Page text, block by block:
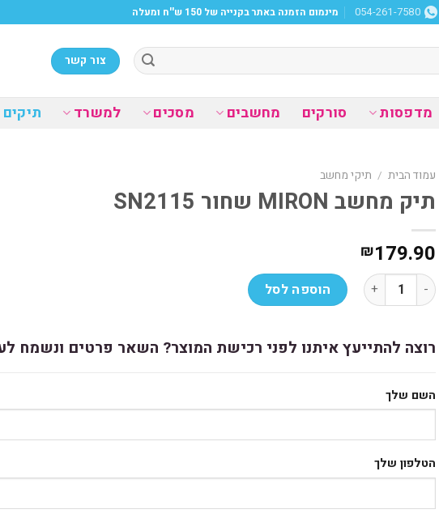
054-261-7580 מינמום הזמנה באתר בקנייה של 150 ש''ח ומעלה
צור קשר
מדפסות סורקים מחשבים מסכים למשרד תיקים
עמוד הבית / תיקי מחשב
תיק מחשב MIRON שחור SN2115
₪179.90
כמות של תיק מחשב MIRON שחור SN2115 הוספה לסל
רוצה להתייעץ איתנו לפני רכישת המוצר? השאר פרטים ונשמח
השם שלך
הטלפון שלך